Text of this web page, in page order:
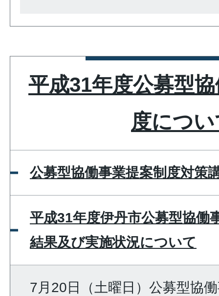
平成31年度公募型
度につ
公募型協働事業提案制度対策
平成31年度伊丹市公募型協働
結果及び実施状況について
7月20日（土曜日）公募型協